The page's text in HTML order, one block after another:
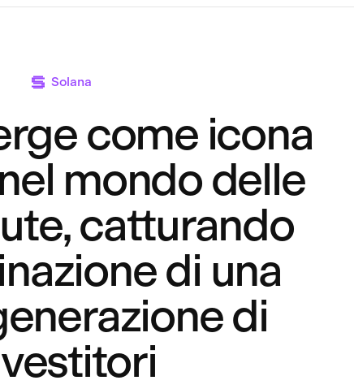
Solana
come icona
mondo delle
catturando
di una
di